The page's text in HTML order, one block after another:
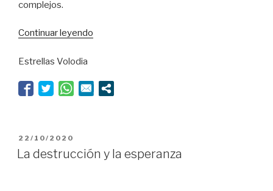
complejos.
Continuar leyendo
Estrellas Volodia
PUBLICADO
EL
22/10/2020
La destrucción y la esperanza